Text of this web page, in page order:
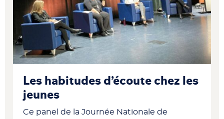
Les habitudes d’écoute chez les
jeunes
Ce panel de la Journée Nationale de